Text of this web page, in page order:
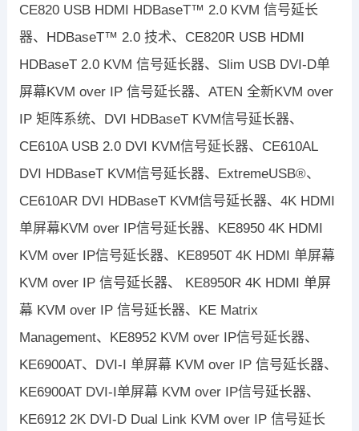
CE820 USB HDMI HDBaseT™ 2.0 KVM 信号延长
器、HDBaseT™ 2.0 技术、CE820R USB HDMI
HDBaseT 2.0 KVM 信号延长器、Slim USB DVI-D单
屏幕KVM over IP 信号延长器、ATEN 全新KVM over
IP 矩阵系统、DVI HDBaseT KVM信号延长器、
CE610A USB 2.0 DVI KVM信号延长器、CE610AL
DVI HDBaseT KVM信号延长器、ExtremeUSB®、
CE610AR DVI HDBaseT KVM信号延长器、4K HDMI
单屏幕KVM over IP信号延长器、KE8950 4K HDMI
KVM over IP信号延长器、KE8950T 4K HDMI 单屏幕
KVM over IP 信号延长器、 KE8950R 4K HDMI 单屏
幕 KVM over IP 信号延长器、KE Matrix
Management、KE8952 KVM over IP信号延长器、
KE6900AT、DVI-I 单屏幕 KVM over IP 信号延长器、
KE6900AT DVI-I单屏幕 KVM over IP信号延长器、
KE6912 2K DVI-D Dual Link KVM over IP 信号延长